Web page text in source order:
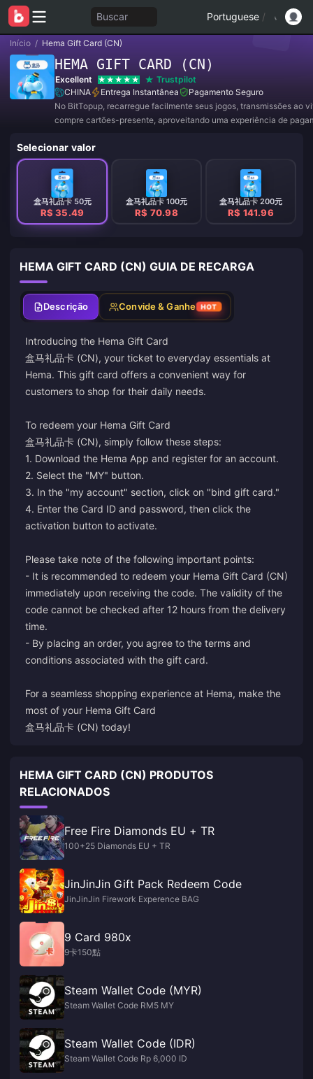
Buscar Portuguese /
Início / Hema Gift Card (CN)
HEMA GIFT CARD (CN)
Excellent
Trustpilot
CHINA
Entrega Instantânea
Pagamento Seguro
No BitTopup, recarregue facilmente seus jogos, transmissões ao
compre cartões-presente, aproveitando uma experiência de
Selecionar valor
盒马礼品卡 50元
R$ 35.49
盒马礼品卡 100元
R$ 70.98
盒马礼品卡 200元
R$ 141.96
HEMA GIFT CARD (CN) GUIA DE RECARGA
Descrição Convide & Ganhe HOT
Introducing the Hema Gift Card
盒马礼品卡 (CN), your ticket to everyday essentials at
Hema. This gift card offers a convenient way for
customers to shop for their daily needs.
To redeem your Hema Gift Card
盒马礼品卡 (CN), simply follow these steps:
1. Download the Hema App and register for an account.
2. Select the "MY" button.
3. In the "my account" section, click on "bind gift card."
4. Enter the Card ID and password, then click the
activation button to activate.
Please take note of the following important points:
- It is recommended to redeem your Hema Gift Card (CN)
immediately upon receiving the code. The validity of the
code cannot be checked after 12 hours from the delivery
time.
- By placing an order, you agree to the terms and
conditions associated with the gift card.
For a seamless shopping experience at Hema, make the
most of your Hema Gift Card
盒马礼品卡 (CN) today!
HEMA GIFT CARD (CN) PRODUTOS
RELACIONADOS
Free Fire Diamonds EU + TR
100+25 Diamonds EU + TR
JinJinJin Gift Pack Redeem Code
JinJinJin Firework Experence BAG
9 Card 980x
9卡150點
Steam Wallet Code (MYR)
Steam Wallet Code RM5 MY
Steam Wallet Code (IDR)
Steam Wallet Code Rp 6,000 ID